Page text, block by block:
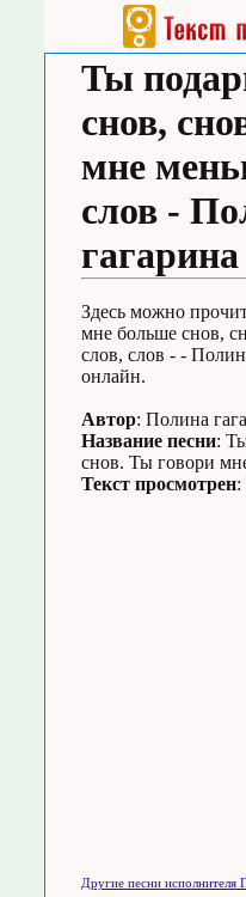
Ты
снов,
мне
слов -
гагарина
Здесь можно
мне больше снов,
слов, слов - -
онлайн.
Автор: Полина
Название песни:
снов. Ты говори
Текст просмотрен:
Другие песни исполнителя